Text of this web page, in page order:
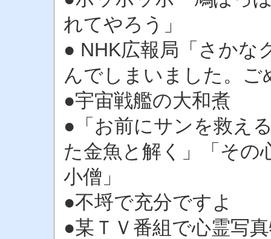
れてやろう」
● NHK広報局「さかな
んでしまいました。ご
●宇宙戦艦の大和煮
●「お前にサンを救え
た金魚と解く」「その
小僧」
●不埒で充分ですよ
●某ＴＶ番組で心霊写